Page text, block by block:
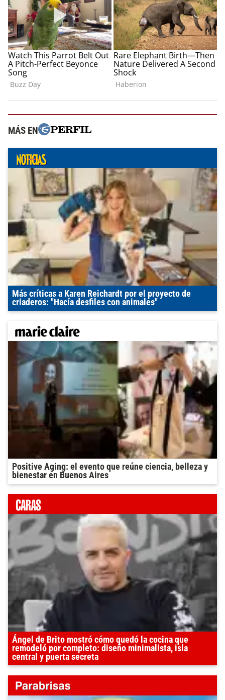
MÁS EN
Más críticas a Karen Reichardt por el proyecto de
criaderos: "Hacía desfiles con animales"
Positive Aging: el evento que reúne ciencia, belleza y
bienestar en Buenos Aires
Ángel de Brito mostró cómo quedó la cocina que
remodeló por completo: diseño minimalista, isla
central y puerta secreta